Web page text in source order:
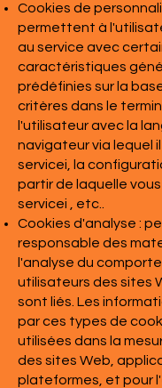
Cookies de
permettent à
au service avec
caractéristiques
prédéfinies sur la
critères dans le
l'utilisateur avec la
navigateur via lequel
servicei, la
partir de laquelle
servicei , etc..
Cookies d'analyse :
responsable des
l'analyse du
utilisateurs des sites
sont liés. Les
par ces types de
utilisées dans la
des sites Web,
plateformes, et pour